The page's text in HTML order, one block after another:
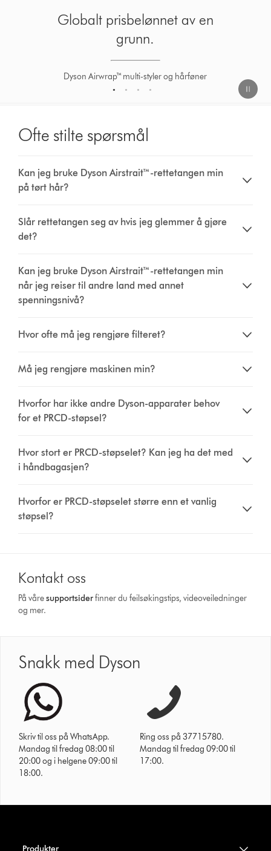
Globalt prisbelønnet av en
grunn.
Dyson Airwrap™ multi-styler og hårføner
1
2 3 4
Ofte stilte spørsmål
Kan jeg bruke Dyson Airstrait™-rettetangen min
på tørt hår?
Slår rettetangen seg av hvis jeg glemmer å gjøre
det?
Kan jeg bruke Dyson Airstrait™-rettetangen min
når jeg reiser til andre land med annet
spenningsnivå?
Hvor ofte må jeg rengjøre filteret?
Må jeg rengjøre maskinen min?
Hvorfor har ikke andre Dyson-apparater behov
for et PRCD-støpsel?
Hvor stort er PRCD-støpselet? Kan jeg ha det med
i håndbagasjen?
Hvorfor er PRCD-støpselet større enn et vanlig
støpsel?
Kontakt oss
På våresupportsiderfinner du feilsøkingstips, videoveiledninger
og mer.
Snakk med Dyson
Skriv til oss på WhatsApp.
Mandag til fredag 08:00 til
20:00 og i helgene 09:00 til
18:00.
Ring oss på 37715780.
Mandag til fredag 09:00 til
17:00.
Produkter